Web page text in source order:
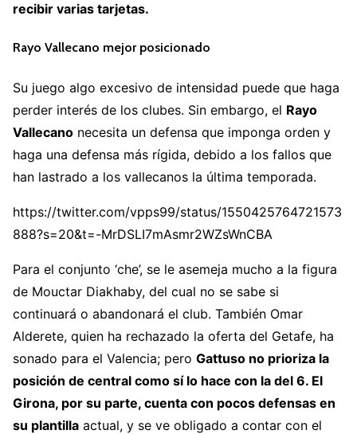
recibir varias tarjetas.
Rayo Vallecano mejor posicionado
Su juego algo excesivo de intensidad puede que haga
perder interés de los clubes. Sin embargo, el Rayo
Vallecano necesita un defensa que imponga orden y
haga una defensa más rígida, debido a los fallos que
han lastrado a los vallecanos la última temporada.
https://twitter.com/vpps99/status/1550425764721573
888?s=20&t=-MrDSLI7mAsmr2WZsWnCBA
Para el conjunto ‘che’, se le asemeja mucho a la figura
de Mouctar Diakhaby, del cual no se sabe si
continuará o abandonará el club. También Omar
Alderete, quien ha rechazado la oferta del Getafe, ha
sonado para el Valencia; pero Gattuso no prioriza la
posición de central como sí lo hace con la del 6. El
Girona, por su parte, cuenta con pocos defensas en
su plantilla actual, y se ve obligado a contar con el